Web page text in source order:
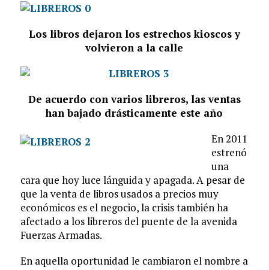
Los libros dejaron los estrechos kioscos y
volvieron a la calle
De acuerdo con varios libreros, las ventas
han bajado drásticamente este año
En 2011
estrenó
una
cara que hoy luce lánguida y apagada. A pesar de
que la venta de libros usados a precios muy
económicos es el negocio, la crisis también ha
afectado a los libreros del puente de la avenida
Fuerzas Armadas.
En aquella oportunidad le cambiaron el nombre a